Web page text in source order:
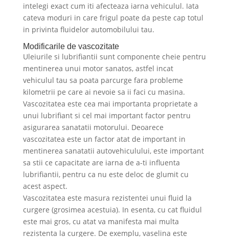
intelegi exact cum iti afecteaza iarna vehiculul. Iata
cateva moduri in care frigul poate da peste cap totul
in privinta fluidelor automobilului tau.
Modificarile de vascozitate
Uleiurile si lubrifiantii sunt componente cheie pentru
mentinerea unui motor sanatos, astfel incat
vehiculul tau sa poata parcurge fara probleme
kilometrii pe care ai nevoie sa ii faci cu masina.
Vascozitatea este cea mai importanta proprietate a
unui lubrifiant si cel mai important factor pentru
asigurarea sanatatii motorului. Deoarece
vascozitatea este un factor atat de important in
mentinerea sanatatii autovehiculului, este important
sa stii ce capacitate are iarna de a-ti influenta
lubrifiantii, pentru ca nu este deloc de glumit cu
acest aspect.
Vascozitatea este masura rezistentei unui fluid la
curgere (grosimea acestuia). In esenta, cu cat fluidul
este mai gros, cu atat va manifesta mai multa
rezistenta la curgere. De exemplu, vaselina este